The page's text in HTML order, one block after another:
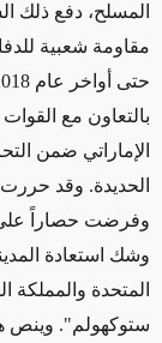
المسلح، دفع ذلك
مقاومة شعبية
بالتعاون مع
الإماراتي ضمن
الحديدة. وقد حررت
وفرضت حصاراً على
وشك استعادة
المتحدة والمملكة
ستوكهولم". وينص